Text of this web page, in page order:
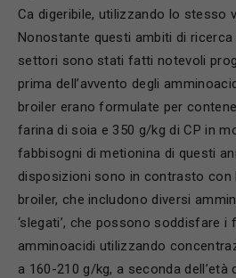
Ca digeribile, utilizzando lo stesso
Nonostante questi ambiti di
settori sono stati fatti notevoli
prima dell’avvento degli
broiler erano formulate per
farina di soia e 350 g/kg di CP in
fabbisogni di metionina di questi
disposizioni sono in contrasto con
broiler, che includono diversi
‘slegati’, che possono soddisfare i
amminoacidi utilizzando
a 160-210 g/kg, a seconda dell’età